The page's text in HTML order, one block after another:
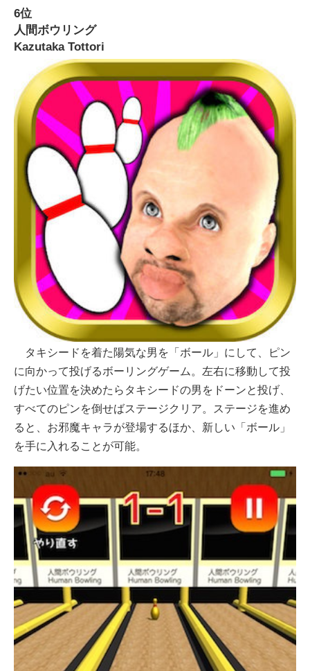
6位
人間ボウリング
Kazutaka Tottori
タキシードを着た陽気な男を「ボール」にして、ピン
に向かって投げるボーリングゲーム。左右に移動して投
げたい位置を決めたらタキシードの男をドーンと投げ、
すべてのピンを倒せばステージクリア。ステージを進め
ると、お邪魔キャラが登場するほか、新しい「ボール」
を手に入れることが可能。